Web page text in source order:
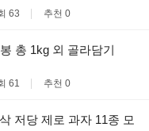
63 추천 0
총 1kg 외 골라담기
61 추천 0
저당 제로 과자 11종 모